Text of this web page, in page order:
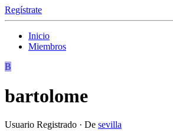
Regístrate
Inicio
Miembros
B
bartolome
Usuario Registrado · De sevilla